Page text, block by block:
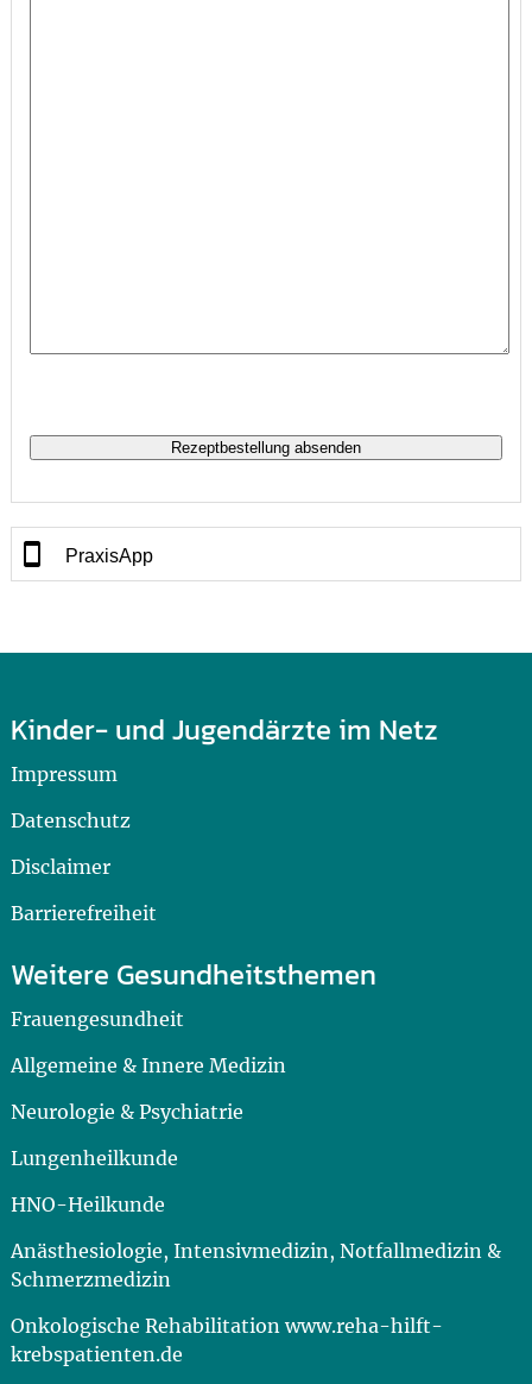
PraxisApp
Kinder- und Jugendärzte im Netz
Impressum
Datenschutz
Disclaimer
Barrierefreiheit
Weitere Gesundheitsthemen
Frauengesundheit
Allgemeine & Innere Medizin
Neurologie & Psychiatrie
Lungenheilkunde
HNO-Heilkunde
Anästhesiologie, Intensivmedizin, Notfallmedizin &
Schmerzmedizin
Onkologische Rehabilitation www.reha-hilft-
krebspatienten.de